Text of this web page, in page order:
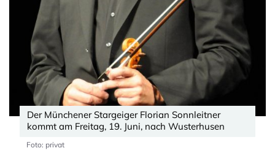
Der Münchener Stargeiger Florian Sonnleitner
kommt am Freitag, 19. Juni, nach Wusterhusen
Foto: privat